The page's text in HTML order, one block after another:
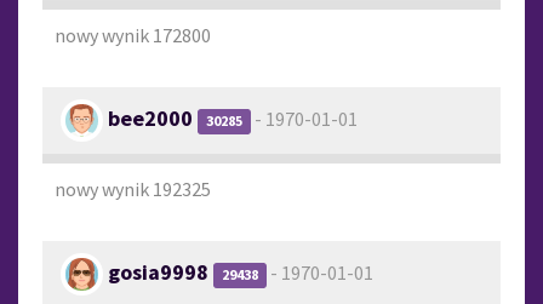
nowy wynik 172800
bee2000 30285 - 1970-01-01
nowy wynik 192325
gosia9998 29438 - 1970-01-01